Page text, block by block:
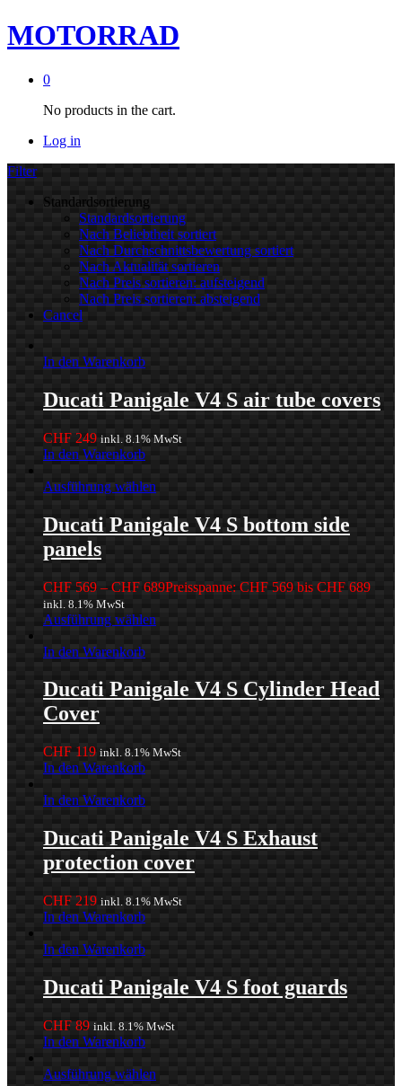
MOTORRAD
0
No products in the cart.
Log in
Filter
Standardsortierung
Standardsortierung
Nach Beliebtheit sortiert
Nach Durchschnittsbewertung sortiert
Nach Aktualität sortieren
Nach Preis sortieren: aufsteigend
Nach Preis sortieren: absteigend
Cancel
In den Warenkorb
Ducati Panigale V4 S air tube covers
CHF 249 inkl. 8.1% MwSt
In den Warenkorb
Ausführung wählen
Ducati Panigale V4 S bottom side
panels
CHF 569 – CHF 689Preisspanne: CHF 569 bis CHF 689
inkl. 8.1% MwSt
Ausführung wählen
In den Warenkorb
Ducati Panigale V4 S Cylinder Head
Cover
CHF 119 inkl. 8.1% MwSt
In den Warenkorb
In den Warenkorb
Ducati Panigale V4 S Exhaust
protection cover
CHF 219 inkl. 8.1% MwSt
In den Warenkorb
In den Warenkorb
Ducati Panigale V4 S foot guards
CHF 89 inkl. 8.1% MwSt
In den Warenkorb
Ausführung wählen